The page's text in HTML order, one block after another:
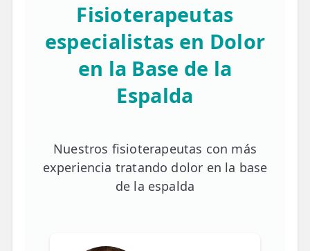
Fisioterapeutas
especialistas en Dolor
en la Base de la
Espalda
Nuestros fisioterapeutas con más
experiencia tratando dolor en la base
de la espalda